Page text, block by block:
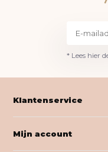
* Lees hier
Klantenservice
Mijn account